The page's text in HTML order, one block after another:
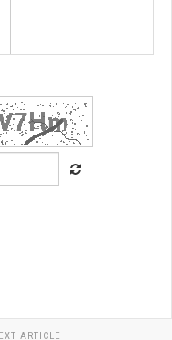
ARTICLE